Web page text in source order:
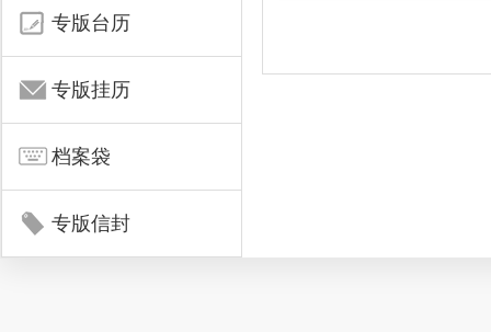
专版台历
专版挂历
档案袋
专版信封